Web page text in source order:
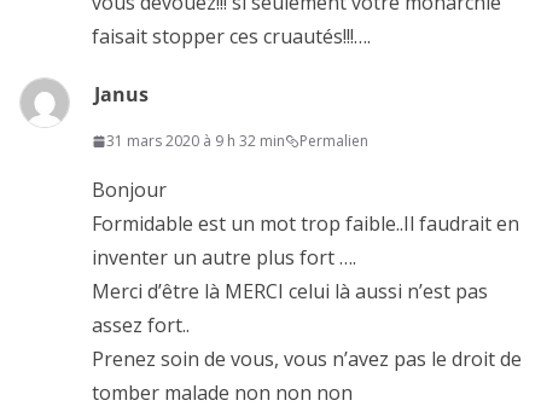
faisait stopper ces cruautés!!!….
Janus
31 mars 2020 à 9 h 32 min Permalien
Bonjour
Formidable est un mot trop faible..Il faudrait en
inventer un autre plus fort ….
Merci d’être là MERCI celui là aussi n’est pas
assez fort..
Prenez soin de vous, vous n’avez pas le droit de
tomber malade non non non